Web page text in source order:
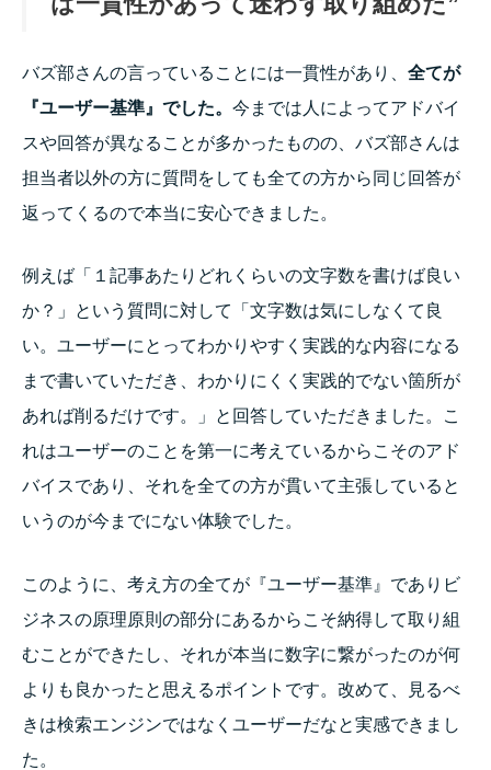
バズ部さんの言っていることには一貫性があり、 全てが
『ユーザー基準』でした。 今までは人によってアドバイ
スや回答が異なることが多かったものの、バズ部さんは
担当者以外の方に質問をしても全ての方から同じ回答が
返ってくるので本当に安心できました。
例えば「１記事あたりどれくらいの文字数を書けば良い
か？」という質問に対して「文字数は気にしなくて良
い。ユーザーにとってわかりやすく実践的な内容になる
まで書いていただき、わかりにくく実践的でない箇所が
あれば削るだけです。」と回答していただきました。こ
れはユーザーのことを第一に考えているからこそのアド
バイスであり、それを全ての方が貫いて主張していると
いうのが今までにない体験でした。
このように、考え方の全てが『ユーザー基準』でありビ
ジネスの原理原則の部分にあるからこそ納得して取り組
むことができたし、それが本当に数字に繋がったのが何
よりも良かったと思えるポイントです。改めて、見るべ
きは検索エンジンではなくユーザーだなと実感できまし
た。